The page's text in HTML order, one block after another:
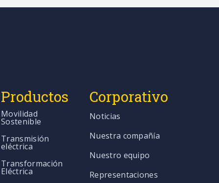
Productos
Movilidad
Sostenible
Transmisión
eléctrica
Transformación
Eléctrica
Corporativo
Noticias
Nuestra compañía
Nuestro equipo
Representaciones